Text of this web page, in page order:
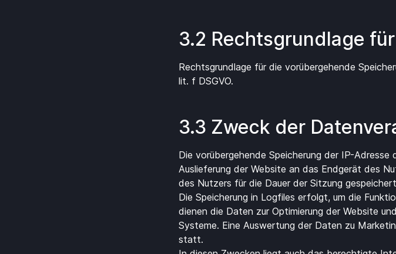
3.2 Rechtsgrundlage
Rechtsgrundlage für die vorübergehende
lit. f DSGVO.
3.3 Zweck der
Die vorübergehende Speicherung der IP-
Auslieferung der Website an das Endgerät des
des Nutzers für die Dauer der Sitzung
Die Speicherung in Logfiles erfolgt, um die
dienen die Daten zur Optimierung der Website
Systeme. Eine Auswertung der Daten zu
statt.